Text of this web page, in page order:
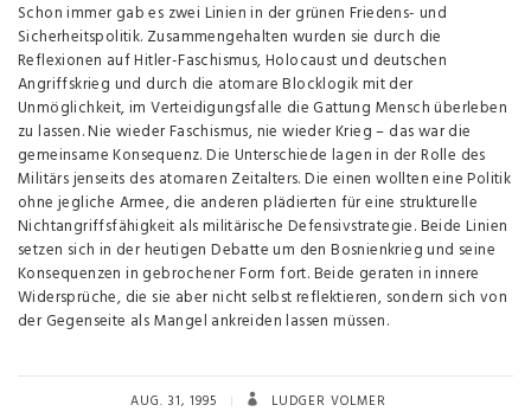
Schon immer gab es zwei Linien in der grünen Friedens- und
Sicherheitspolitik. Zusammengehalten wurden sie durch die
Reflexionen auf Hitler-Faschismus, Holocaust und deutschen
Angriffskrieg und durch die atomare Blocklogik mit der
Unmöglichkeit, im Verteidigungsfalle die Gattung Mensch überleben
zu lassen. Nie wieder Faschismus, nie wieder Krieg – das war die
gemeinsame Konsequenz. Die Unterschiede lagen in der Rolle des
Militärs jenseits des atomaren Zeitalters. Die einen wollten eine Politik
ohne jegliche Armee, die anderen plädierten für eine strukturelle
Nichtangriffsfähigkeit als militärische Defensivstrategie. Beide Linien
setzen sich in der heutigen Debatte um den Bosnienkrieg und seine
Konsequenzen in gebrochener Form fort. Beide geraten in innere
Widersprüche, die sie aber nicht selbst reflektieren, sondern sich von
der Gegenseite als Mangel ankreiden lassen müssen.
AUG. 31, 1995 LUDGER VOLMER